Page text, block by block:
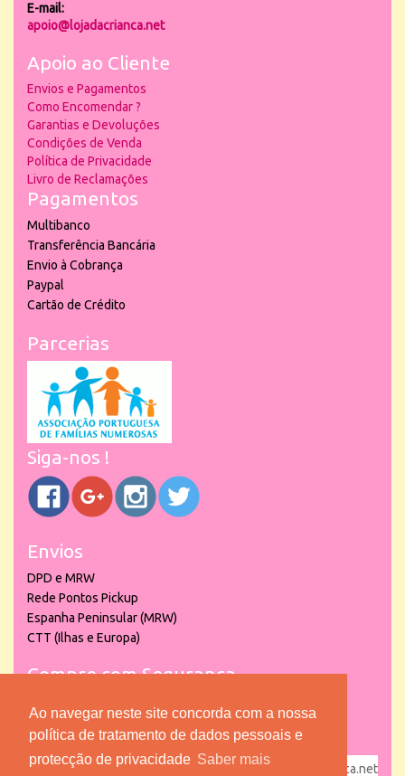
Ao navegar neste site concorda com a nossa
política de tratamento de dados pessoais e
protecção de privacidade Saber mais
E-mail:
apoio@lojadacrianca.net
Apoio ao Cliente
Envios e Pagamentos
Como Encomendar ?
Garantias e Devoluções
Condições de Venda
Política de Privacidade
Livro de Reclamações
Pagamentos
Multibanco
Transferência Bancária
Envio à Cobrança
Paypal
Cartão de Crédito
Parcerias
Siga-nos !
Envios
DPD e MRW
Rede Pontos Pickup
Espanha Peninsular (MRW)
CTT (Ilhas e Europa)
Compre com Segurança
powered by puber!a | © 2026 Copyright www.lojadacrianca.net